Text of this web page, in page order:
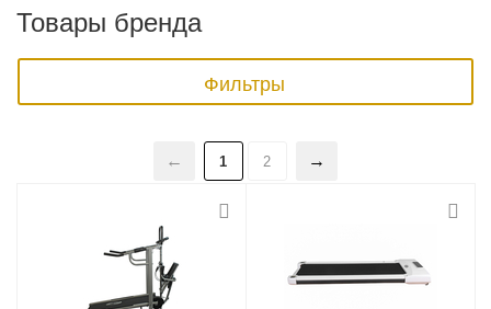
Товары бренда
Фильтры
1 2